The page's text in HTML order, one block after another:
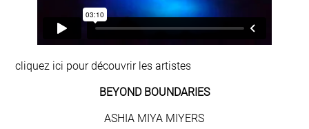
cliquez ici pour découvrir les artistes
BEYOND BOUNDARIES
ASHIA MIYA MIYERS